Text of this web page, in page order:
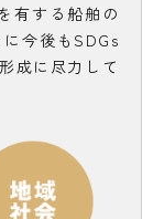
有する船舶の
今後もSDGs
成に尽力して